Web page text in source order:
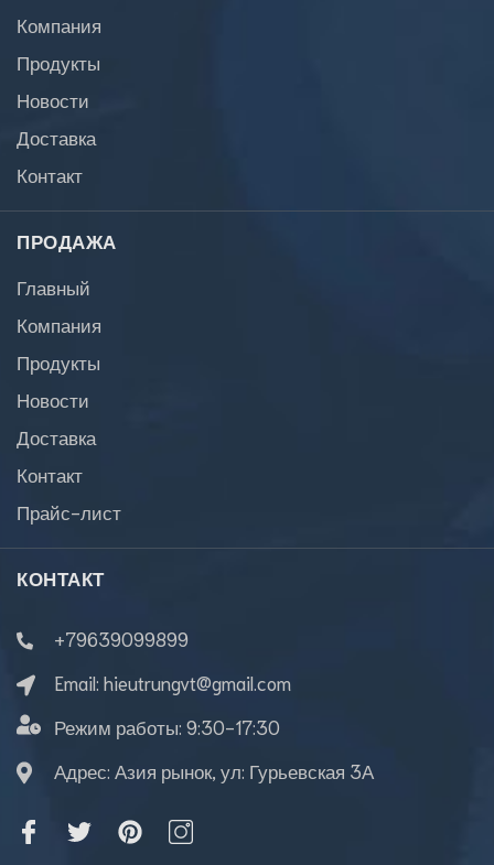
Компания
Продукты
Новости
Доставка
Контакт
ПРОДАЖА
Главный
Компания
Продукты
Новости
Доставка
Контакт
Прайс-лист
КОНТАКТ
+79639099899
Email: hieutrungvt@gmail.com
Режим работы: 9:30-17:30
Адрес: Азия рынок, ул: Гурьевская 3А